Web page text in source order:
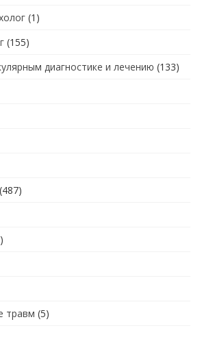
(1)
(155)
диагностике и лечению (133)
(487)
травм (5)